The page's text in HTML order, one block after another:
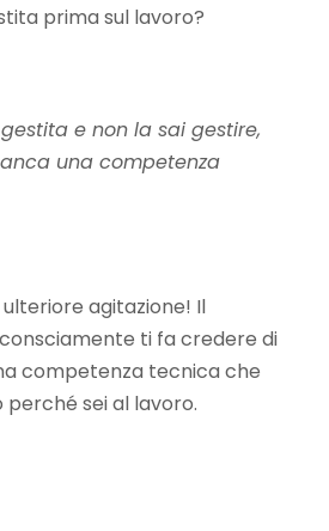
prima sul lavoro?
e non la sai gestire,
una competenza
agitazione! Il
ti fa credere di
competenza tecnica che
perché sei al lavoro.